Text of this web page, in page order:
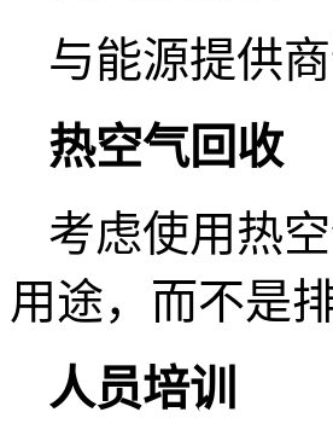
与能源提供
热空气回收
考虑使用热
用途，而不是
人员培训